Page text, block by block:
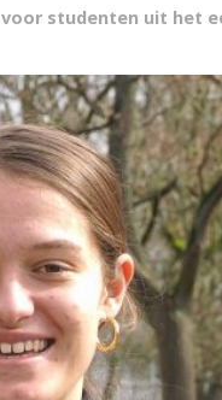
studenten uit het